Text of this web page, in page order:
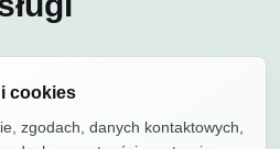
cookies
zgodach, danych kontaktowych,